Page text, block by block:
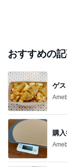
おすすめの
ゲ
購